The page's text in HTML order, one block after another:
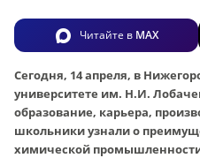
Читайте в MAX
Сегодня, 14 апреля, в
университете им. Н.И.
образование, карьера,
школьники узнали о
химической